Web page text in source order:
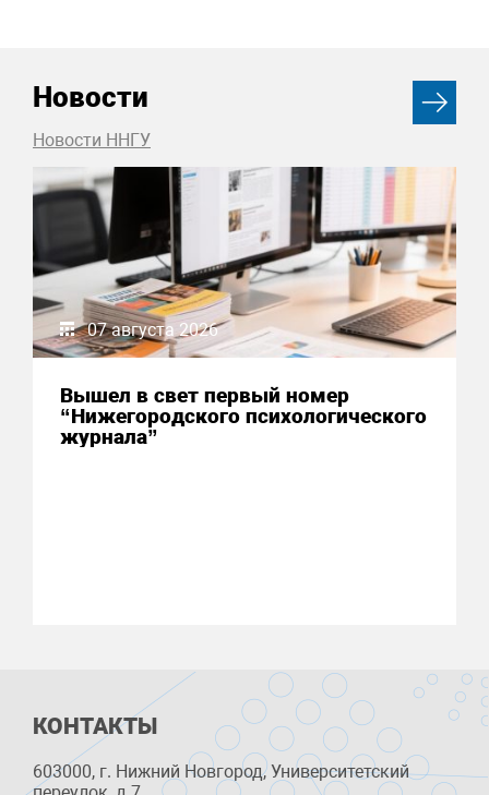
Новости
Новости ННГУ
07 августа 2026
Вышел в свет первый номер
“Нижегородского психологического
журнала”
КОНТАКТЫ
603000, г. Нижний Новгород, Университетский